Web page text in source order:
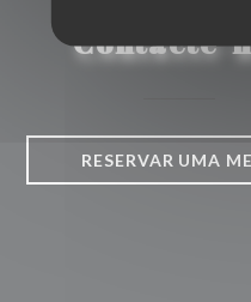
Contacte-
RESERVAR UMA